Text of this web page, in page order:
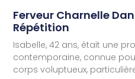
Ferveur Charnelle
Répétition
Isabelle, 42 ans, était une
contemporaine, connue
corps voluptueux,